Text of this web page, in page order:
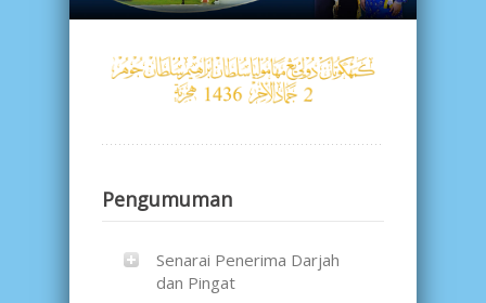
Pengumuman
Senarai Penerima Darjah
dan Pingat